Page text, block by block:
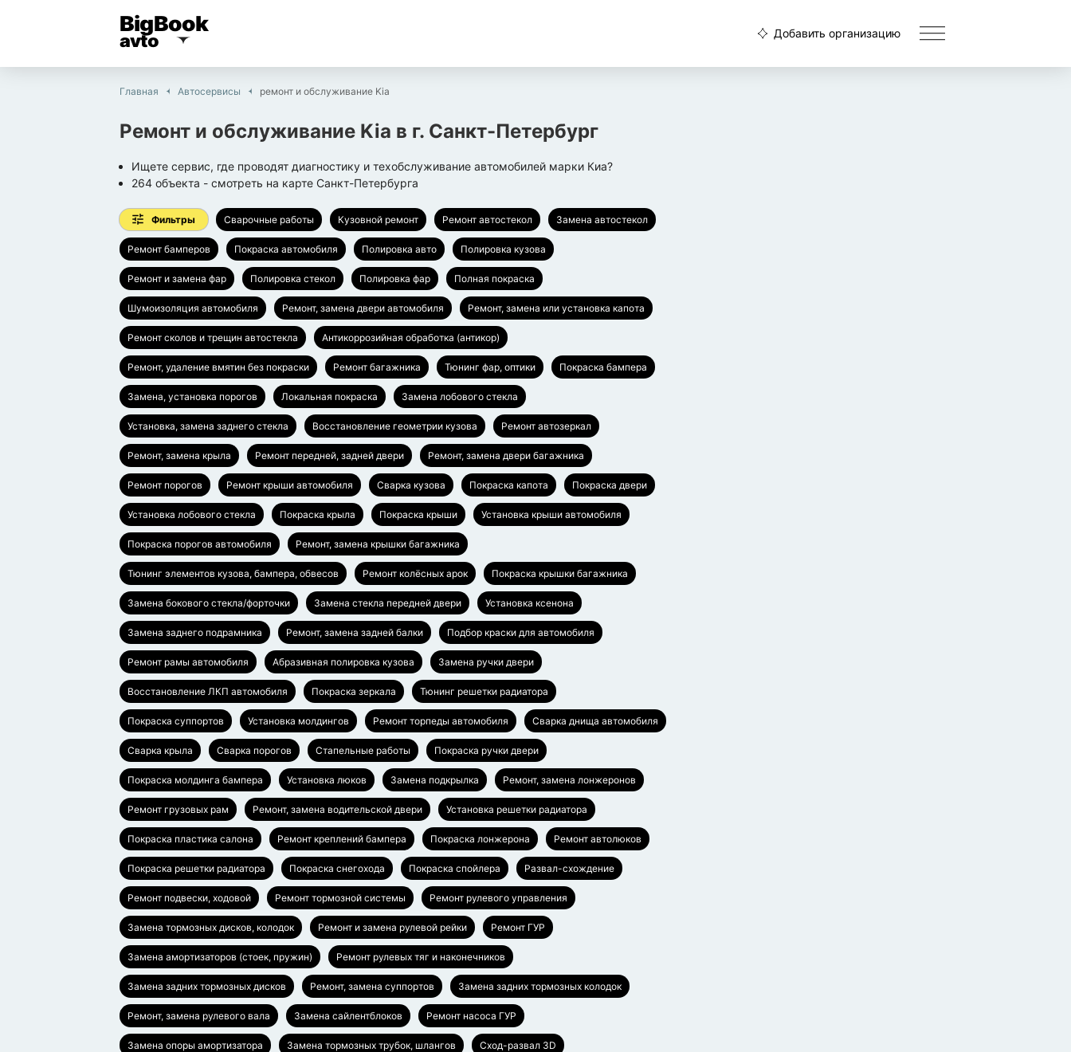
BigBook
avto Добавить организацию
Главная Автосервисы ремонт и обслуживание Kia
Ремонт и обслуживание Kia в г. Санкт-Петербург
Ищете сервис, где проводят диагностику и техобслуживание автомобилей марки Киа?
264 объекта - смотреть на карте Санкт-Петербурга
Фильтры Сварочные работы Кузовной ремонт Ремонт автостекол Замена автостекол
Ремонт бамперов Покраска автомобиля Полировка авто Полировка кузова
Ремонт и замена фар Полировка стекол Полировка фар Полная покраска
Шумоизоляция автомобиля Ремонт, замена двери автомобиля Ремонт, замена или установка капота
Ремонт сколов и трещин автостекла Антикоррозийная обработка (антикор)
Ремонт, удаление вмятин без покраски Ремонт багажника Тюнинг фар, оптики Покраска бампера
Замена, установка порогов Локальная покраска Замена лобового стекла
Установка, замена заднего стекла Восстановление геометрии кузова Ремонт автозеркал
Ремонт, замена крыла Ремонт передней, задней двери Ремонт, замена двери багажника
Ремонт порогов Ремонт крыши автомобиля Сварка кузова Покраска капота Покраска двери
Установка лобового стекла Покраска крыла Покраска крыши Установка крыши автомобиля
Покраска порогов автомобиля Ремонт, замена крышки багажника
Тюнинг элементов кузова, бампера, обвесов Ремонт колёсных арок Покраска крышки багажника
Замена бокового стекла/форточки Замена стекла передней двери Установка ксенона
Замена заднего подрамника Ремонт, замена задней балки Подбор краски для автомобиля
Ремонт рамы автомобиля Абразивная полировка кузова Замена ручки двери
Восстановление ЛКП автомобиля Покраска зеркала Тюнинг решетки радиатора
Покраска суппортов Установка молдингов Ремонт торпеды автомобиля Сварка днища автомобиля
Сварка крыла Сварка порогов Стапельные работы Покраска ручки двери
Покраска молдинга бампера Установка люков Замена подкрылка Ремонт, замена лонжеронов
Ремонт грузовых рам Ремонт, замена водительской двери Установка решетки радиатора
Покраска пластика салона Ремонт креплений бампера Покраска лонжерона Ремонт автолюков
Покраска решетки радиатора Покраска снегохода Покраска спойлера Развал-схождение
Ремонт подвески, ходовой Ремонт тормозной системы Ремонт рулевого управления
Замена тормозных дисков, колодок Ремонт и замена рулевой рейки Ремонт ГУР
Замена амортизаторов (стоек, пружин) Ремонт рулевых тяг и наконечников
Замена задних тормозных дисков Ремонт, замена суппортов Замена задних тормозных колодок
Ремонт, замена рулевого вала Замена сайлентблоков Ремонт насоса ГУР
Замена опоры амортизатора Замена тормозных трубок, шлангов Сход-развал 3D